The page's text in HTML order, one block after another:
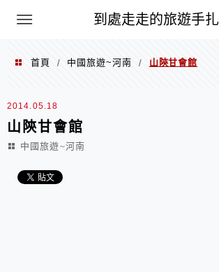
到處走走的旅遊手扎
首頁 / 中國旅遊~河南 / 山陝甘會館
2014.05.18
山陝甘會館
中國旅遊~河南